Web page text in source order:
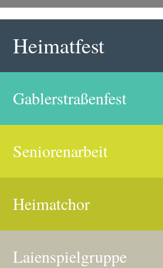
Heimatfest
Gablerstraßenfest
Seniorenarbeit
Heimatchor
Laienspielgruppe